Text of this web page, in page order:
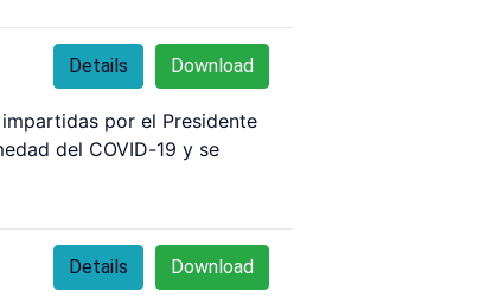
Download
Details
por el Presidente
del COVID-19 y se
Download
Details